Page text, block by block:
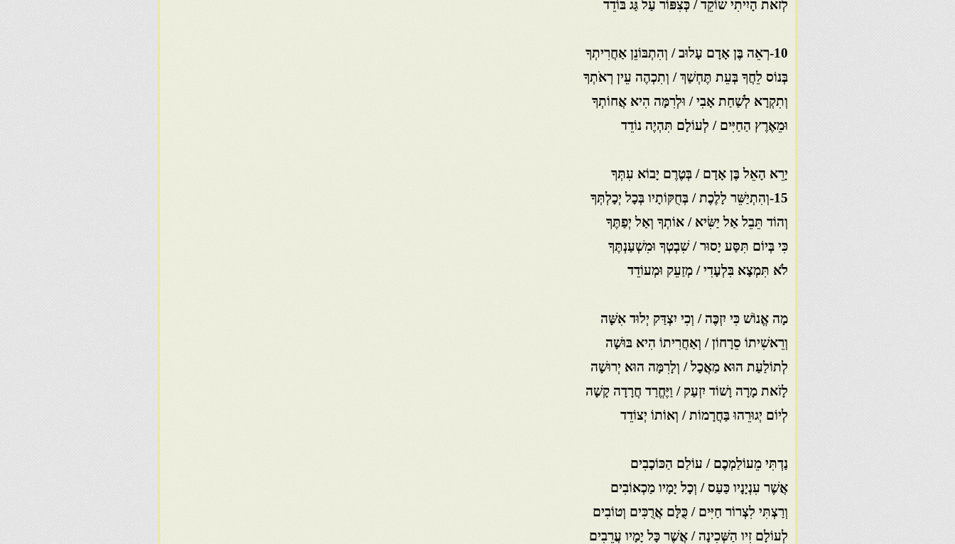
לְזֹאת הָיִיתִי שׁוֹקֵד / כְּצִפּוֹר עַל גַּג בּוֹדֵד
10-רְאֵה בֶּן אָדָם עָלוּב / וְהִתְבּוֹנֵן אַחֲרִיתְךָ
בְּנוֹס לֵחֲךָ בְּעֵת תֶּחְשַׁךְ / וְתִכְהֶה עֵין רְאֹתְךָ
וְתִקְרָא לְשַׁחַת אָבִי / וּלְרִמָּה הִיא אֲחוֹתְךָ
וּמֵאֶרֶץ הַחַיִּים / לְעוֹלָם תִּהְיֶה נוֹדֵד
יָרֵא הָאֵל בֶּן אָדָם / בְּטֶרֶם יָבוֹא עִתְּךָ
15-וְהִתְיַשֵּׁר לָלֶכֶת / בְּחֻקּוֹתָיו בְּכָל יְכָלְתְּךָ
וְהוֹד תֵּבֵל אַל יַשִּׂיא / אוֹתְךָ וְאַל יְפַתֶּךָ
כִּי בְּיוֹם תִּסַּע יָסוּר / שִׁבְטְךָ וּמִשְׁעַנְתֶּךָ
לֹא תִּמְצָא בִּלְעָדִי / מְזַעֵק וּמְעוֹדֵד
מָה אֱנוֹשׁ כִּי יִזְכֶּה / וְכִי יִצְדַּק יְלוּד אִשָּׁה
וְרֵאשִׁיתוֹ סֵרָחוֹן / וְאַחֲרִיתוֹ הִיא בּוּשָׁה
לְתוֹלַעַת הוּא מַאֲכָל / וְלָרִמָּה הוּא יְרוּשָׁה
לָזֹאת מָרָה וָשׁוֹד יִזְעַק / וַיֶּחֱרַד חֲרָדָה קָשָׁה
לְיוֹם יְגוּרֵהוּ בַּחֲרָמוֹת / וְאוֹתוֹ יְצוֹדֵד
נַדְתִּי מֵעוֹלַמְכֶם / עוֹלַם הַכּוֹכָבִים
אֲשֶׁר עִנְיָנָיו כַּעַס / וְכָל יָמָיו מַכְאוֹבִים
וְרַצְתִּי לִצְרוֹר חַיִּים / כֻּלָּם אֲרֻכִּים וְטוֹבִים
לְעוֹלָם זִיו הַשְּׁכִינָה / אֲשֶׁר כָּל יָמָיו עֲרֵבִים